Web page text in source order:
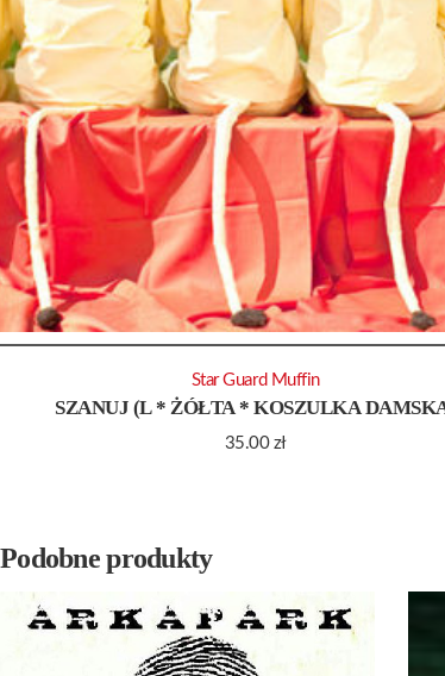
SZANUJ (L * ŻÓŁTA * KOSZULKA
35.00 zł
Star Guard Muffin
Podobne produkty